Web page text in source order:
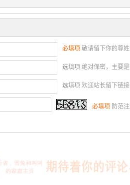
必填项 敬请留下你的尊
选填项 绝对保密，主要
选填项 欢迎站长留下链
必填项 防范